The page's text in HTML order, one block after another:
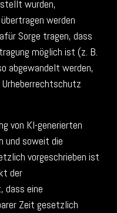
wurden,
werden
Sorge tragen, dass
möglich ist (z. B.
abgewandelt werden,
von KI-generierten
und soweit die
vorgeschrieben ist
der
dass eine
Zeit gesetzlich